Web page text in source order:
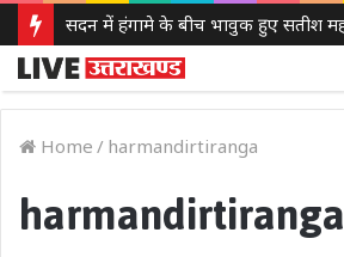
Home / harmandirtiranga
harmandirtiranga